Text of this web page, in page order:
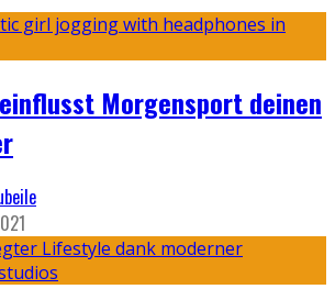
Morgensport deinen